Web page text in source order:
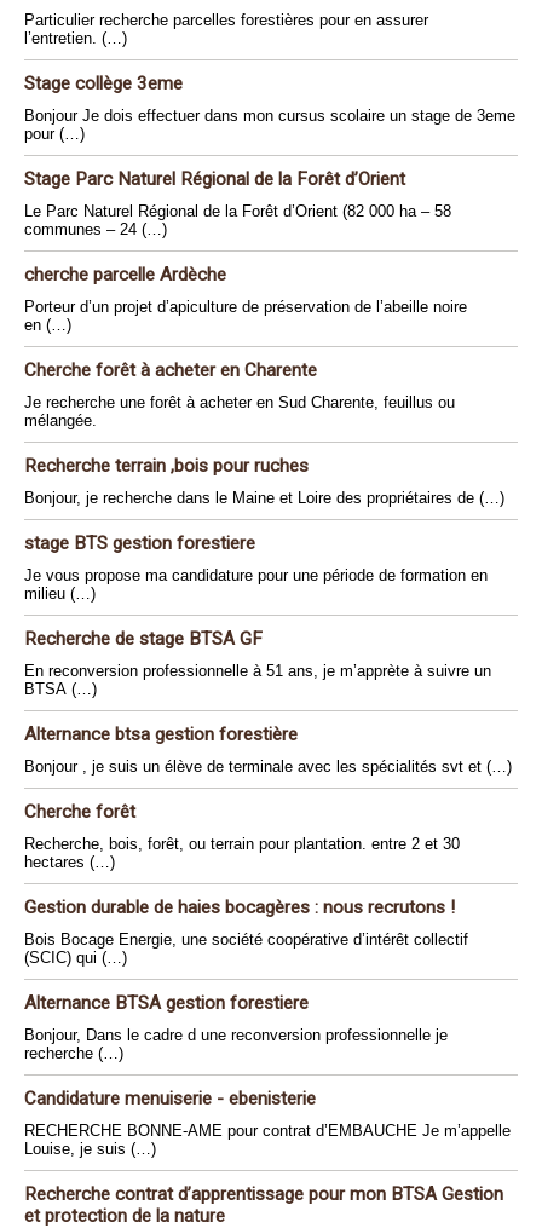
Particulier recherche parcelles forestières pour en assurer
l’entretien. (…)
Stage collège 3eme
Bonjour Je dois effectuer dans mon cursus scolaire un stage de 3eme
pour (…)
Stage Parc Naturel Régional de la Forêt d’Orient
Le Parc Naturel Régional de la Forêt d’Orient (82 000 ha – 58
communes – 24 (…)
cherche parcelle Ardèche
Porteur d’un projet d’apiculture de préservation de l’abeille noire
en (…)
Cherche forêt à acheter en Charente
Je recherche une forêt à acheter en Sud Charente, feuillus ou
mélangée.
Recherche terrain ,bois pour ruches
Bonjour, je recherche dans le Maine et Loire des propriétaires de (…)
stage BTS gestion forestiere
Je vous propose ma candidature pour une période de formation en
milieu (…)
Recherche de stage BTSA GF
En reconversion professionnelle à 51 ans, je m’apprète à suivre un
BTSA (…)
Alternance btsa gestion forestière
Bonjour , je suis un élève de terminale avec les spécialités svt et (…)
Cherche forêt
Recherche, bois, forêt, ou terrain pour plantation. entre 2 et 30
hectares (…)
Gestion durable de haies bocagères : nous recrutons !
Bois Bocage Energie, une société coopérative d’intérêt collectif
(SCIC) qui (…)
Alternance BTSA gestion forestiere
Bonjour, Dans le cadre d une reconversion professionnelle je
recherche (…)
Candidature menuiserie - ebenisterie
RECHERCHE BONNE-AME pour contrat d’EMBAUCHE Je m’appelle
Louise, je suis (…)
Recherche contrat d’apprentissage pour mon BTSA Gestion
et protection de la nature